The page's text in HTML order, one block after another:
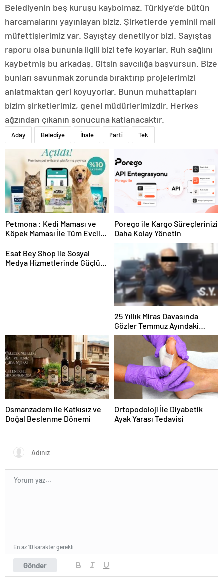
Belediyenin beş kuruşu kaybolmaz. Türkiye’de bütün
harcamalarını yayınlayan biziz. Şirketlerde yeminli mali
müfettişlerimiz var. Sayıştay denetliyor bizi. Sayıştaş
raporu olsa bununla ilgili bizi tefe koyarlar. Ruh sağlını
kaybetmiş bu arkadaş. Gitsin savcılığa başvursun. Bize
bunları savunmak zorunda bıraktırıp projelerimizi
anlatmaktan geri koyuyorlar. Bunun muhattapları
bizim şirketlerimiz, genel müdürlerimizdir. Herkes
ağzından çıkanın sonucuna katlanacaktır.
Aday Belediye İhale Parti Tek
Petmona : Kedi Maması ve
Köpek Maması İle Tüm Evcil
Porego ile Kargo Süreçlerinizi
Daha Kolay Yönetin
Esat Bey Shop ile Sosyal
Medya Hizmetlerinde Güçlü
25 Yıllık Miras Davasında
Gözler Temmuz Ayındaki
Karar Duruşmasına Çevrildi
Osmanzadem ile Katkısız ve
Doğal Beslenme Dönemi
Ortopodoloji İle Diyabetik
Ayak Yarası Tedavisi
Gönder
En az 10 karakter gerekli